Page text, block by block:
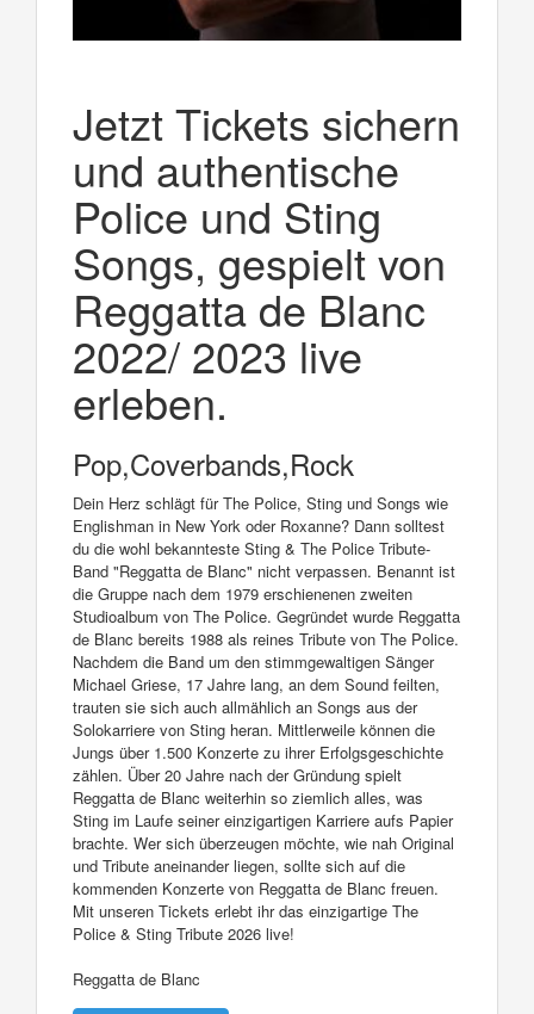
Jetzt Tickets sichern
und authentische
Police und Sting
Songs, gespielt von
Reggatta de Blanc
2022/ 2023 live
erleben.
Pop,Coverbands,Rock
Dein Herz schlägt für The Police, Sting und Songs wie
Englishman in New York oder Roxanne? Dann solltest
du die wohl bekannteste Sting & The Police Tribute-
Band "Reggatta de Blanc" nicht verpassen. Benannt ist
die Gruppe nach dem 1979 erschienenen zweiten
Studioalbum von The Police. Gegründet wurde Reggatta
de Blanc bereits 1988 als reines Tribute von The Police.
Nachdem die Band um den stimmgewaltigen Sänger
Michael Griese, 17 Jahre lang, an dem Sound feilten,
trauten sie sich auch allmählich an Songs aus der
Solokarriere von Sting heran. Mittlerweile können die
Jungs über 1.500 Konzerte zu ihrer Erfolgsgeschichte
zählen. Über 20 Jahre nach der Gründung spielt
Reggatta de Blanc weiterhin so ziemlich alles, was
Sting im Laufe seiner einzigartigen Karriere aufs Papier
brachte. Wer sich überzeugen möchte, wie nah Original
und Tribute aneinander liegen, sollte sich auf die
kommenden Konzerte von Reggatta de Blanc freuen.
Mit unseren Tickets erlebt ihr das einzigartige The
Police & Sting Tribute 2026 live!
Reggatta de Blanc